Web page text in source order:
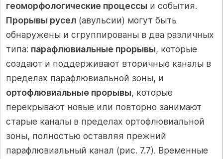
геоморфологические процессы и события.
Прорывы русел (авульсии) могут быть
обнаружены и сгруппированы в два различных
типа: парафлювиальные прорывы, которые
создают и поддерживают вторичные каналы в
пределах парафлювиальной зоны, и
ортофлювиальные прорывы, которые
перекрывают новые или повторно занимают
старые каналы в пределах ортофлювиальной
зоны, полностью оставляя прежний
парафлювиальный канал (рис. 7.7). Временные